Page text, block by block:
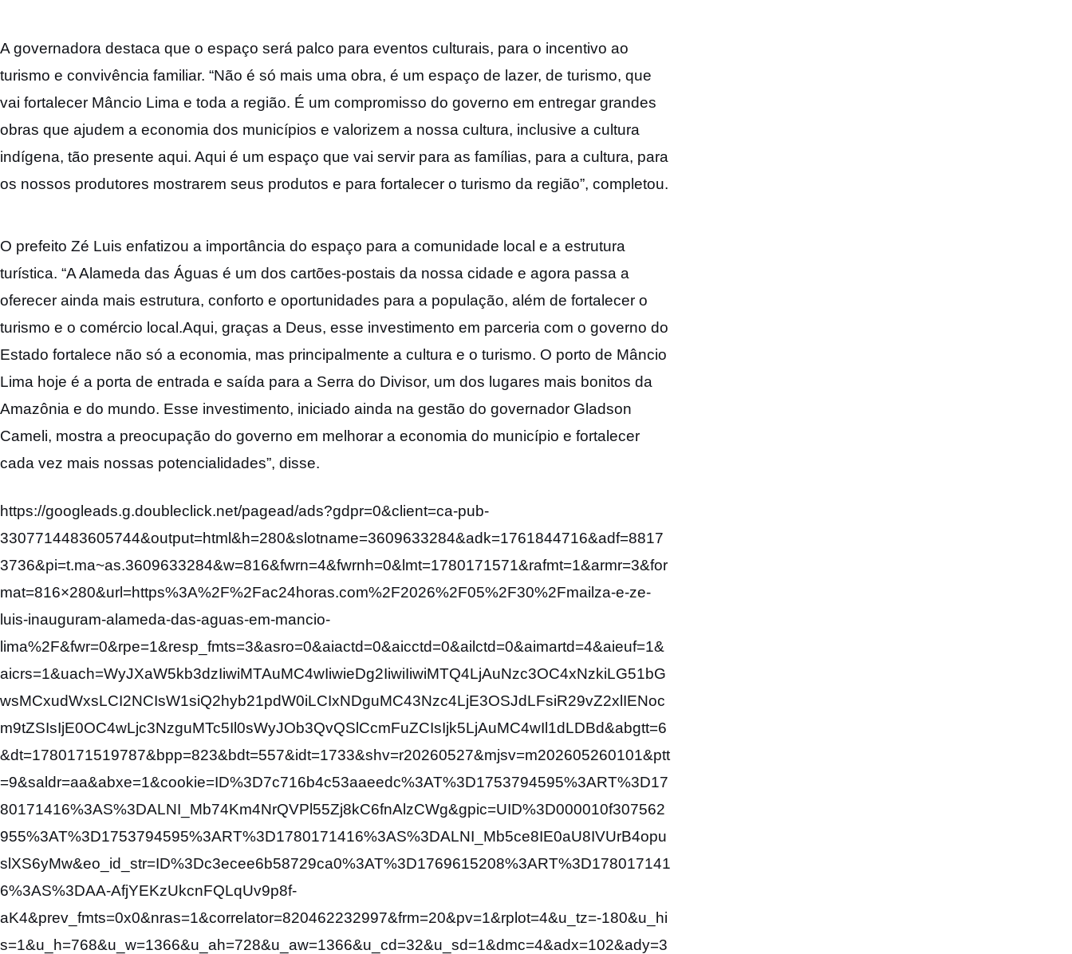
A governadora destaca que o espaço será palco para eventos culturais, para o incentivo ao
turismo e convivência familiar. “Não é só mais uma obra, é um espaço de lazer, de turismo, que
vai fortalecer Mâncio Lima e toda a região. É um compromisso do governo em entregar grandes
obras que ajudem a economia dos municípios e valorizem a nossa cultura, inclusive a cultura
indígena, tão presente aqui. Aqui é um espaço que vai servir para as famílias, para a cultura, para
os nossos produtores mostrarem seus produtos e para fortalecer o turismo da região”, completou.
O prefeito Zé Luis enfatizou a importância do espaço para a comunidade local e a estrutura
turística. “A Alameda das Águas é um dos cartões-postais da nossa cidade e agora passa a
oferecer ainda mais estrutura, conforto e oportunidades para a população, além de fortalecer o
turismo e o comércio local.Aqui, graças a Deus, esse investimento em parceria com o governo do
Estado fortalece não só a economia, mas principalmente a cultura e o turismo. O porto de Mâncio
Lima hoje é a porta de entrada e saída para a Serra do Divisor, um dos lugares mais bonitos da
Amazônia e do mundo. Esse investimento, iniciado ainda na gestão do governador Gladson
Cameli, mostra a preocupação do governo em melhorar a economia do município e fortalecer
cada vez mais nossas potencialidades”, disse.
https://googleads.g.doubleclick.net/pagead/ads?gdpr=0&client=ca-pub-
3307714483605744&output=html&h=280&slotname=3609633284&adk=1761844716&adf=8817
3736&pi=t.ma~as.3609633284&w=816&fwrn=4&fwrnh=0&lmt=1780171571&rafmt=1&armr=3&for
mat=816×280&url=https%3A%2F%2Fac24horas.com%2F2026%2F05%2F30%2Fmailza-e-ze-
luis-inauguram-alameda-das-aguas-em-mancio-
lima%2F&fwr=0&rpe=1&resp_fmts=3&asro=0&aiactd=0&aicctd=0&ailctd=0&aimartd=4&aieuf=1&
aicrs=1&uach=WyJXaW5kb3dzIiwiMTAuMC4wIiwieDg2IiwiIiwiMTQ4LjAuNzc3OC4xNzkiLG51bG
wsMCxudWxsLCI2NCIsW1siQ2hyb21pdW0iLCIxNDguMC43Nzc4LjE3OSJdLFsiR29vZ2xlIENoc
m9tZSIsIjE0OC4wLjc3NzguMTc5Il0sWyJOb3QvQSlCcmFuZCIsIjk5LjAuMC4wIl1dLDBd&abgtt=6
&dt=1780171519787&bpp=823&bdt=557&idt=1733&shv=r20260527&mjsv=m202605260101&ptt
=9&saldr=aa&abxe=1&cookie=ID%3D7c716b4c53aaeedc%3AT%3D1753794595%3ART%3D17
80171416%3AS%3DALNI_Mb74Km4NrQVPl55Zj8kC6fnAlzCWg&gpic=UID%3D000010f307562
955%3AT%3D1753794595%3ART%3D1780171416%3AS%3DALNI_Mb5ce8IE0aU8IVUrB4opu
slXS6yMw&eo_id_str=ID%3Dc3ecee6b58729ca0%3AT%3D1769615208%3ART%3D178017141
6%3AS%3DAA-AfjYEKzUkcnFQLqUv9p8f-
aK4&prev_fmts=0x0&nras=1&correlator=820462232997&frm=20&pv=1&rplot=4&u_tz=-180&u_hi
s=1&u_h=768&u_w=1366&u_ah=728&u_aw=1366&u_cd=32&u_sd=1&dmc=4&adx=102&ady=3